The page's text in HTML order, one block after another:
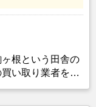
根という田舎の
い取り業者をみ